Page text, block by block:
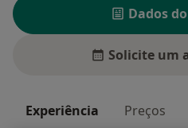
Dados
Solicite um
Experiência Preços